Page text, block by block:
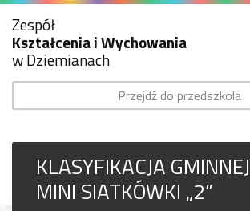
Zespół
Kształcenia i Wychowania
w Dziemianach
Przejdź do przedszkola
KLASYFIKACJA
MINI SIATKÓWKI „2”